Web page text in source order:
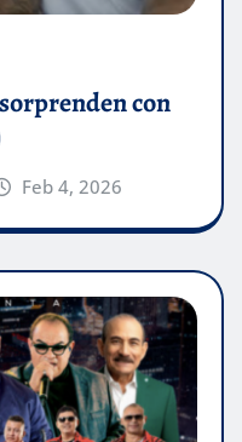
con
Feb 4, 2026